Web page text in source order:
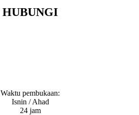
HUBUNGI
Waktu pembukaan:
Isnin / Ahad
24 jam